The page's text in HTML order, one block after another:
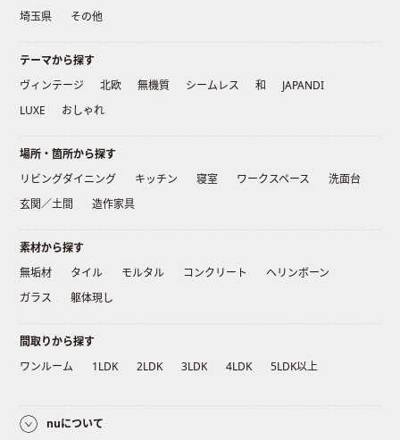
埼玉県
その他
テーマから探す
ヴィンテージ
北欧 無機質 シームレス 和
JAPANDI
LUXE
おしゃれ
場所・箇所から探す
リビングダイニング
キッチン 寝室 ワークスペース
洗面台
玄関／土間
造作家具
素材から探す
無垢材
タイル モルタル コンクリート
ヘリンボーン
ガラス
躯体現し
間取りから探す
ワンルーム
1LDK 2LDK 3LDK 4LDK 5LDK以上
nuについて